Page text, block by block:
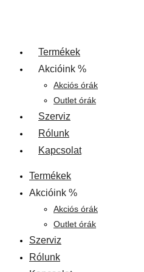
Termékek
Akcióink %
Akciós órák
Outlet órák
Szerviz
Rólunk
Kapcsolat
Termékek
Akcióink %
Akciós órák
Outlet órák
Szerviz
Rólunk